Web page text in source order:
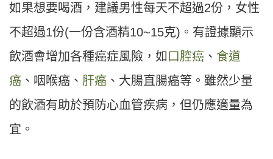
如果想要喝酒，建議男性每天不超過2份，女性
不超過1份(一份含酒精10~15克)。有證據顯示
飲酒會增加各種癌症風險，如口腔癌 、 食道
癌 、咽喉癌、 肝癌 、大腸直腸癌等。雖然少量
的飲酒有助於預防心血管疾病，但仍應適量為
宜。